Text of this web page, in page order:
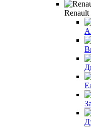
Renault